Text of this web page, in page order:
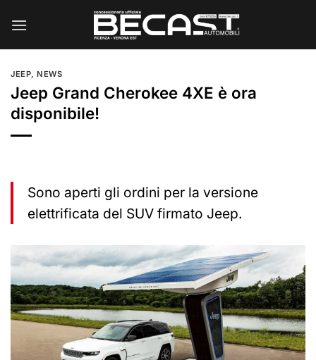
JEEP,NEWS
Jeep Grand Cherokee 4XE è ora
disponibile!
Sono aperti gli ordini per la versione
elettrificata del SUV firmato Jeep.